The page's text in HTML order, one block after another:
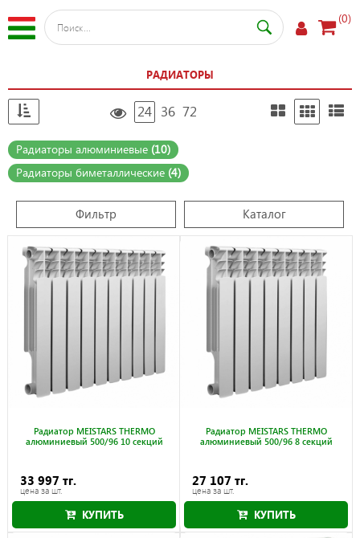
(0)
РАДИАТОРЫ
24 36 72
Радиаторы алюминиевые (10)
Радиаторы биметаллические (4)
Фильтр Каталог
Радиатор MEISTARS THERMO
алюминиевый 500/96 10 секций
33 997 тг.
цена за шт.
КУПИТЬ
Радиатор MEISTARS THERMO
алюминиевый 500/96 8 секций
27 107 тг.
цена за шт.
КУПИТЬ